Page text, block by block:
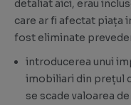
detaliat aici, erau
care ar fi afectat piața
fost eliminate
introducerea unui
imobiliari din prețul
se scade valoarea